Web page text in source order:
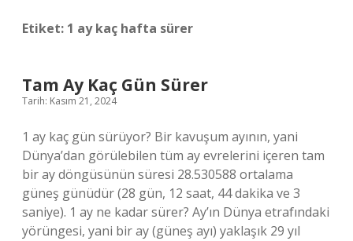
Etiket: 1 ay kaç hafta sürer
Tam Ay Kaç Gün Sürer
Tarih: Kasım 21, 2024
1 ay kaç gün sürüyor? Bir kavuşum ayının, yani
Dünya’dan görülebilen tüm ay evrelerini içeren tam
bir ay döngüsünün süresi 28.530588 ortalama
güneş günüdür (28 gün, 12 saat, 44 dakika ve 3
saniye). 1 ay ne kadar sürer? Ay’ın Dünya etrafındaki
yörüngesi, yani bir ay (güneş ayı) yaklaşık 29 yıl